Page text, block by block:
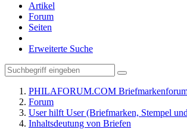
Artikel
Forum
Seiten
Erweiterte Suche
PHILAFORUM.COM
Forum
User hilft User (Briefmarken, Stempel
Inhaltsdeutung von Briefen